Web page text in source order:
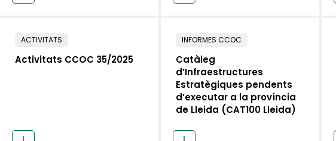
ACTIVITATS
Activitats CCOC 35/2025
INFORMES CCOC
Catàleg
d’Infraestructures
Estratègiques pendents
d’executar a la província
de Lleida (CAT100 Lleida)